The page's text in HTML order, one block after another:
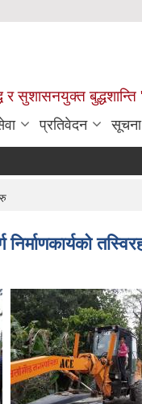
र सुशासनयुक्त बुद्धशान्ति
प्रतिवेदन